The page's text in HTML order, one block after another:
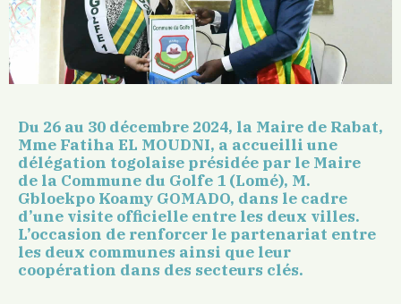
Du 26 au 30 décembre 2024, la Maire de Rabat,
Mme Fatiha EL MOUDNI, a accueilli une
délégation togolaise présidée par le Maire
de la Commune du Golfe 1 (Lomé), M.
Gbloekpo Koamy GOMADO, dans le cadre
d’une visite officielle entre les deux villes.
L’occasion de renforcer le partenariat entre
les deux communes ainsi que leur
coopération dans des secteurs clés.